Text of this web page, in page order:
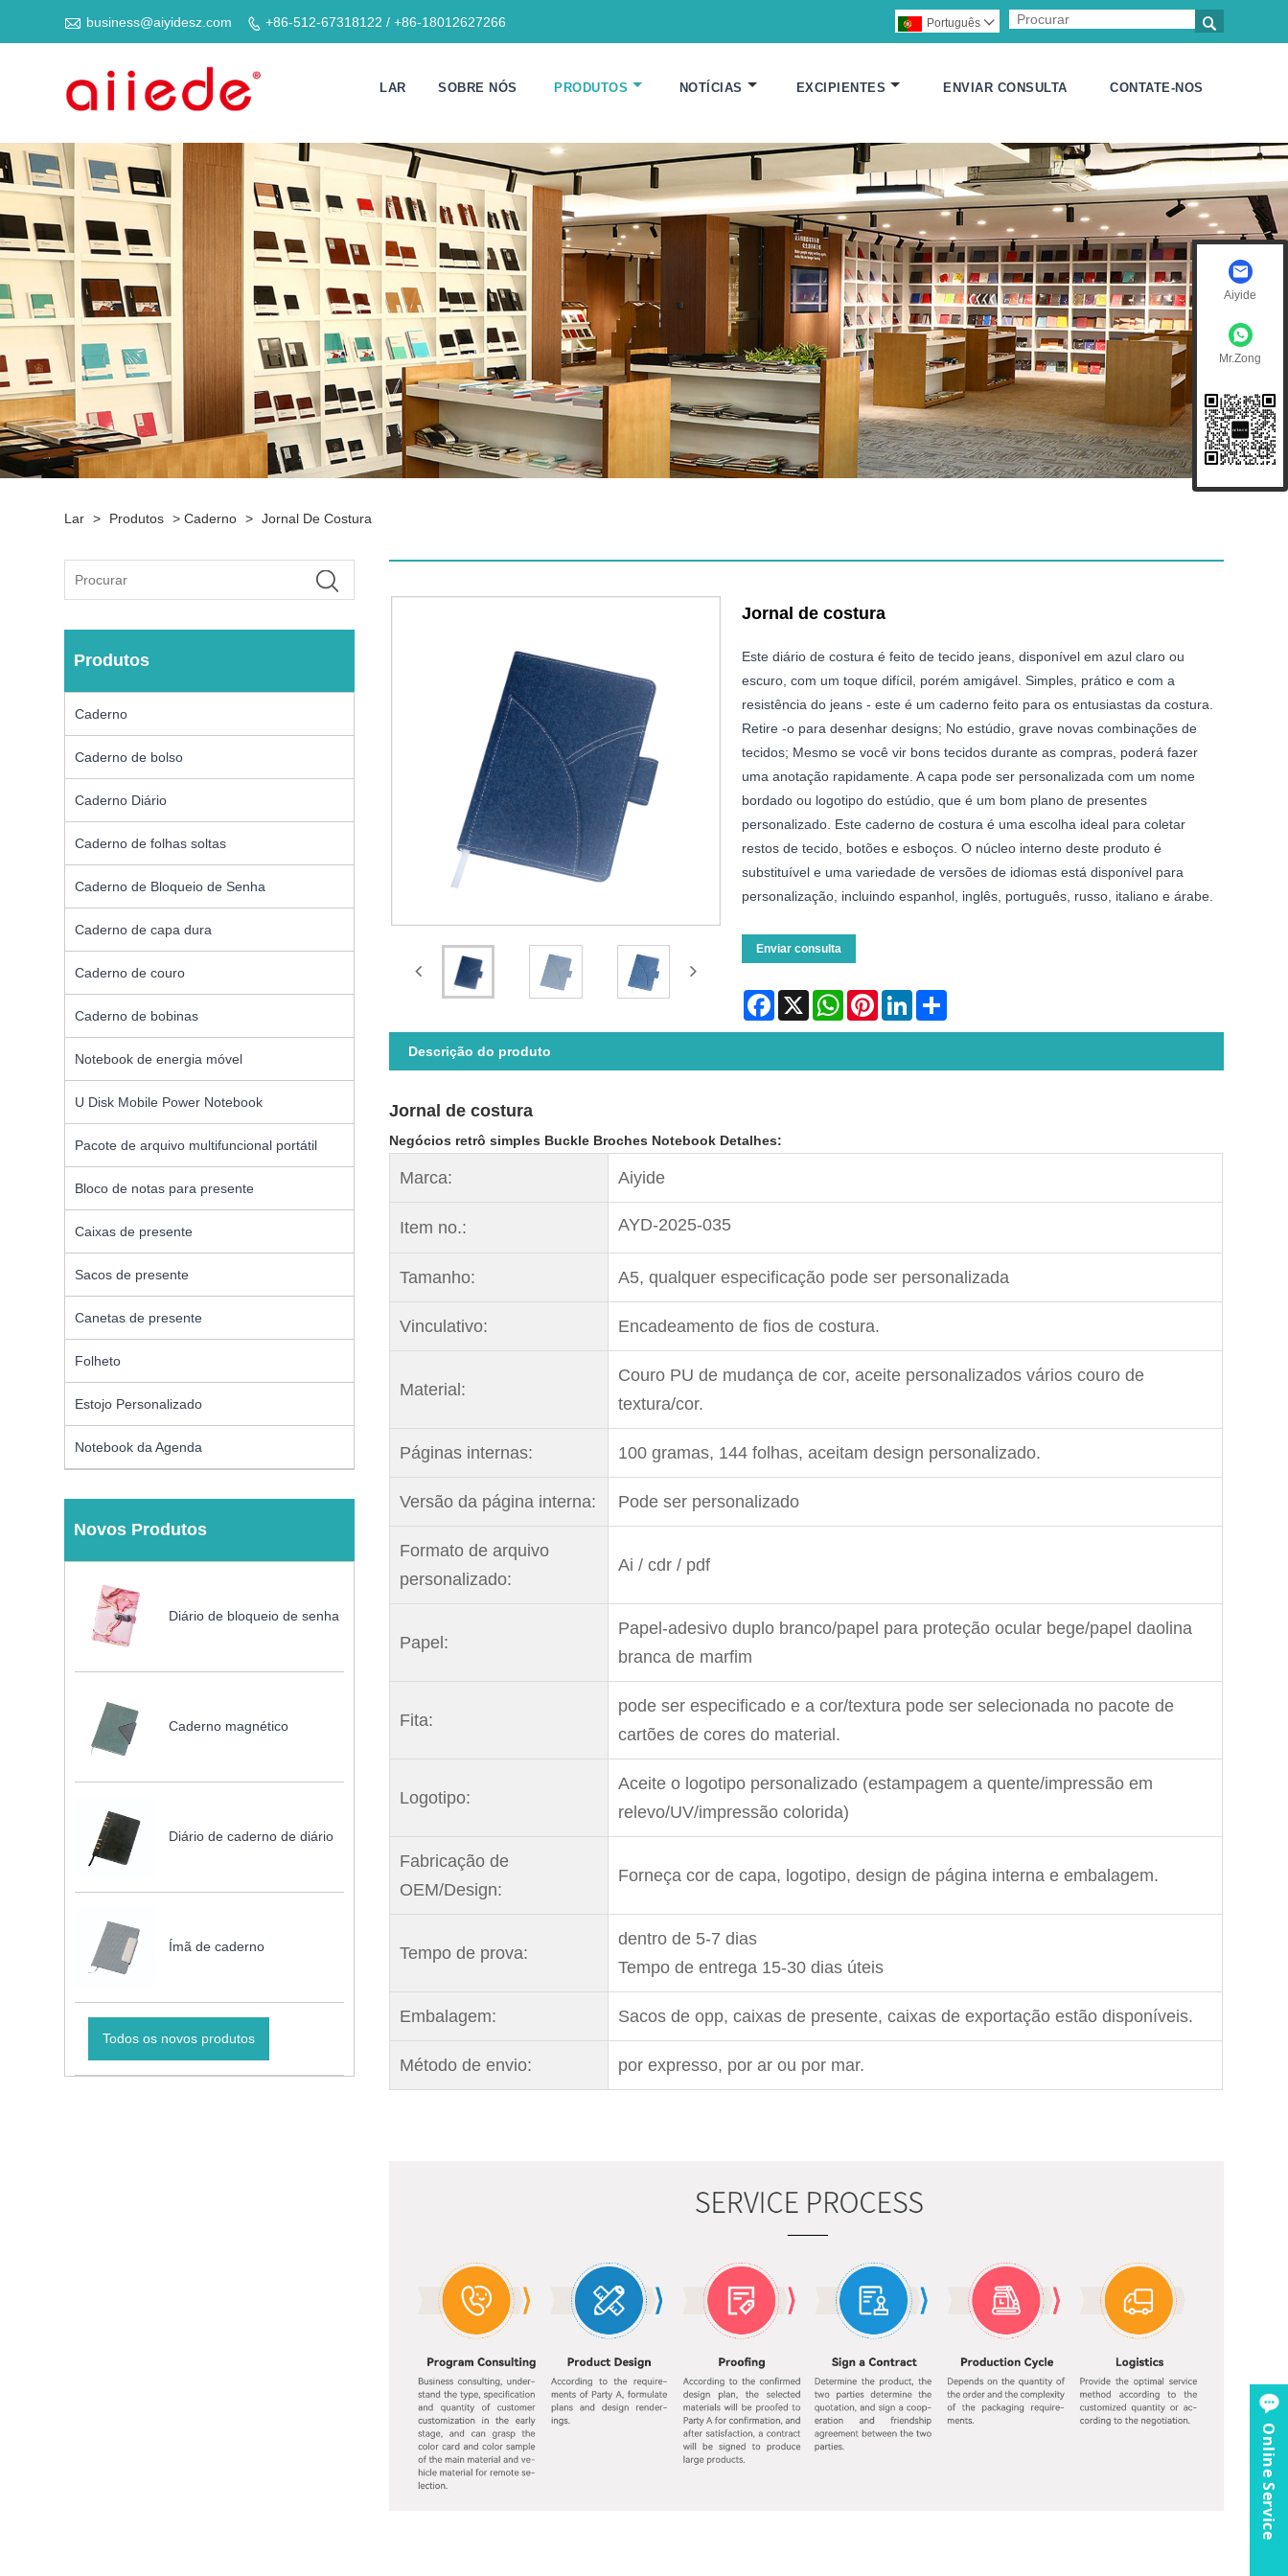
 business@aiyidesz.com  +86-512-67318122 / +86-18012627266 
Português 
LAR SOBRE NÓS PRODUTOS NOTÍCIAS EXCIPIENTES ENVIAR CONSULTA CONTATE-NOS
Lar > Produtos >Caderno > Jornal De Costura
Produtos
Caderno
Caderno de bolso
Caderno Diário
Caderno de folhas soltas
Caderno de Bloqueio de Senha
Caderno de capa dura
Caderno de couro
Caderno de bobinas
Notebook de energia móvel
U Disk Mobile Power Notebook
Pacote de arquivo multifuncional portátil
Bloco de notas para presente
Caixas de presente
Sacos de presente
Canetas de presente
Folheto
Estojo Personalizado
Notebook da Agenda
Novos Produtos
Diário de bloqueio de senha
Caderno magnético
Diário de caderno de diário
Ímã de caderno
Todos os novos produtos
Jornal de costura
Este diário de costura é feito de tecido jeans, disponível em azul claro ou
escuro, com um toque difícil, porém amigável. Simples, prático e com a
resistência do jeans - este é um caderno feito para os entusiastas da costura.
Retire -o para desenhar designs; No estúdio, grave novas combinações de
tecidos; Mesmo se você vir bons tecidos durante as compras, poderá fazer
uma anotação rapidamente. A capa pode ser personalizada com um nome
bordado ou logotipo do estúdio, que é um bom plano de presentes
personalizado. Este caderno de costura é uma escolha ideal para coletar
restos de tecido, botões e esboços. O núcleo interno deste produto é
substituível e uma variedade de versões de idiomas está disponível para
personalização, incluindo espanhol, inglês, português, russo, italiano e árabe.
Enviar consulta
Facebook
X WhatsAppPinterestLinkedInShare
Descrição do produto
Jornal de costura
Negócios retrô simples Buckle Broches Notebook Detalhes:
Marca: Aiyide
Item no.: AYD-2025-035
Tamanho: A5, qualquer especificação pode ser personalizada
Vinculativo: Encadeamento de fios de costura.
Material:
Couro PU de mudança de cor, aceite personalizados vários couro de
textura/cor.
Páginas internas: 100 gramas, 144 folhas, aceitam design personalizado.
Versão da página interna: Pode ser personalizado
Formato de arquivo
personalizado:
Ai / cdr / pdf
Papel:
Papel-adesivo duplo branco/papel para proteção ocular bege/papel daolina
branca de marfim
Fita:
pode ser especificado e a cor/textura pode ser selecionada no pacote de
cartões de cores do material.
Logotipo:
Aceite o logotipo personalizado (estampagem a quente/impressão em
relevo/UV/impressão colorida)
Fabricação de
OEM/Design:
Forneça cor de capa, logotipo, design de página interna e embalagem.
Tempo de prova:
dentro de 5-7 dias
Tempo de entrega 15-30 dias úteis
Embalagem: Sacos de opp, caixas de presente, caixas de exportação estão disponíveis.
Método de envio: por expresso, por ar ou por mar.
Aiyide
Mr.Zong
Online Service